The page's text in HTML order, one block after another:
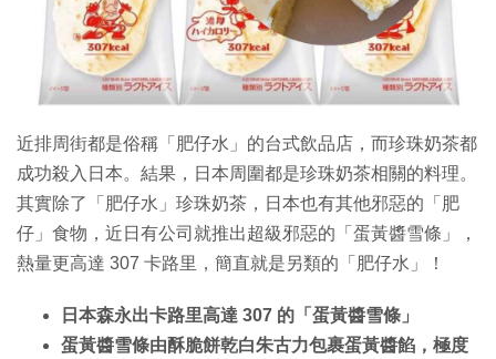
近排周街都是俗稱「肥仔水」的台式飲品店，而珍珠奶茶都
成功殺入日本。結果，日本周圍都是珍珠奶茶相關的料理。
其實除了「肥仔水」珍珠奶茶，日本也有其他邪惡的「肥
仔」食物，近日有公司就推出超級邪惡的「蛋黃醬雪條」，
熱量更高達 307 卡路里，簡直就是另類的「肥仔水」！
日本森永出卡路里高達 307 的「蛋黃醬雪條」
蛋黃醬雪條由酥脆餅乾白朱古力包裹蛋黃醬餡，極度